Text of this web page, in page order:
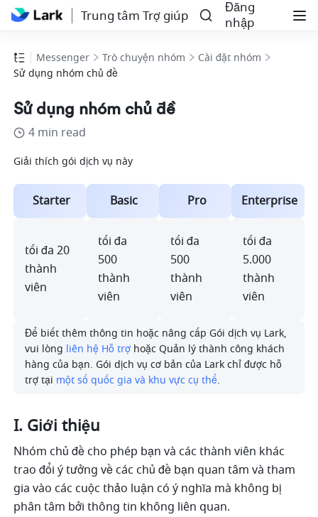
Trung tâm Trợ giúp
Đăng
nhập
Messenger Trò chuyện nhóm
Cài đặt nhóm
Sử dụng nhóm chủ đề
Sử dụng nhóm chủ đề
4 min read
Giải thích gói dịch vụ này
Starter Basic Pro Enterprise
tối đa 20
thành
viên
tối đa
500
thành
viên
tối đa
500
thành
viên
tối đa
5.000
thành
viên
Để biết thêm thông tin hoặc nâng cấp Gói dịch vụ Lark,
vui lòng liên hệ Hỗ trợ hoặc Quản lý thành công khách
hàng của bạn. Gói dịch vụ cơ bản của Lark chỉ được hỗ
trợ tại một số quốc gia và khu vực cụ thể.
I. Giới thiệu
Nhóm chủ đề cho phép bạn và các thành viên khác
trao đổi ý tưởng về các chủ đề bạn quan tâm và tham
gia vào các cuộc thảo luận có ý nghĩa mà không bị
phân tâm bởi thông tin không liên quan.